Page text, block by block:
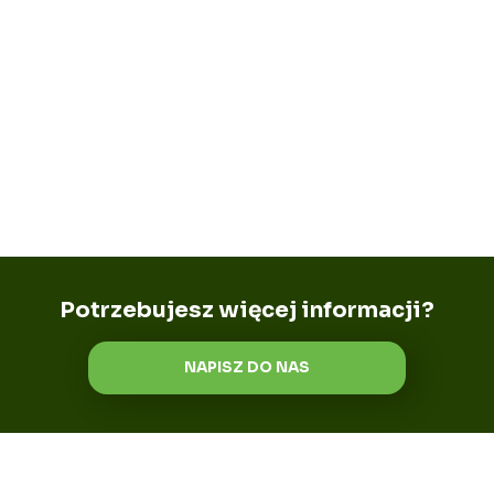
Potrzebujesz więcej informacji?
NAPISZ DO NAS